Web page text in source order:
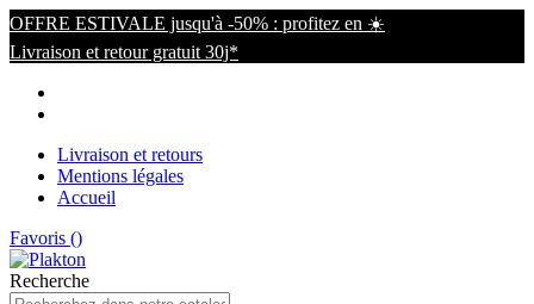
OFFRE ESTIVALE jusqu'à -50% : profitez en ☀️
Livraison et retour gratuit 30j*
Livraison et retours
Mentions légales
Accueil
Favoris ()
Recherche